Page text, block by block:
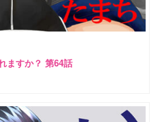
ますか？ 第64話